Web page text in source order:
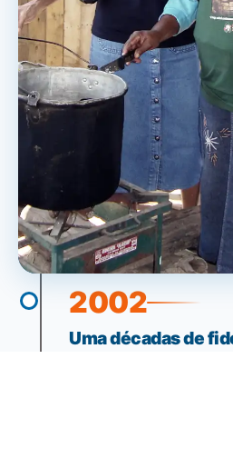
2002
Uma décadas de
Como faço para doar?
Quero ser missionário
Como ser um promotor?